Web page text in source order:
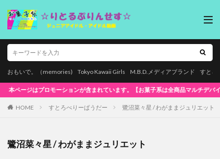
おもいで。（memories) Tokyo Kawaii Girls M.B.D.メディアブランド すとろ
全商品マルチデバイス再生対応!】WindowsOS、Mac、スマホ(iPhone /
HOME すとろべりーぱうだー 鷺沼菜々星 / わがままジュリエット
鷺沼菜々星 / わがままジュリエット